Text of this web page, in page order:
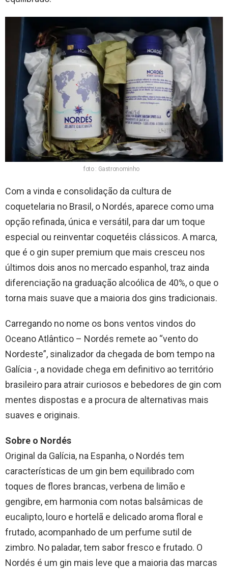
foto : Gastronominho
Com a vinda e consolidação da cultura de
coquetelaria no Brasil, o Nordés, aparece como uma
opção refinada, única e versátil, para dar um toque
especial ou reinventar coquetéis clássicos. A marca,
que é o gin super premium que mais cresceu nos
últimos dois anos no mercado espanhol, traz ainda
diferenciação na graduação alcoólica de 40%, o que o
torna mais suave que a maioria dos gins tradicionais.
Carregando no nome os bons ventos vindos do
Oceano Atlântico – Nordés remete ao “vento do
Nordeste”, sinalizador da chegada de bom tempo na
Galícia -, a novidade chega em definitivo ao território
brasileiro para atrair curiosos e bebedores de gin com
mentes dispostas e a procura de alternativas mais
suaves e originais.
Sobre o Nordés
Original da Galícia, na Espanha, o Nordés tem
características de um gin bem equilibrado com
toques de flores brancas, verbena de limão e
gengibre, em harmonia com notas balsâmicas de
eucalipto, louro e hortelã e delicado aroma floral e
frutado, acompanhado de um perfume sutil de
zimbro. No paladar, tem sabor fresco e frutado. O
Nordés é um gin mais leve que a maioria das marcas